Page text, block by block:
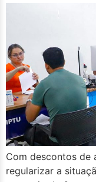
Com descontos de
regularizar a